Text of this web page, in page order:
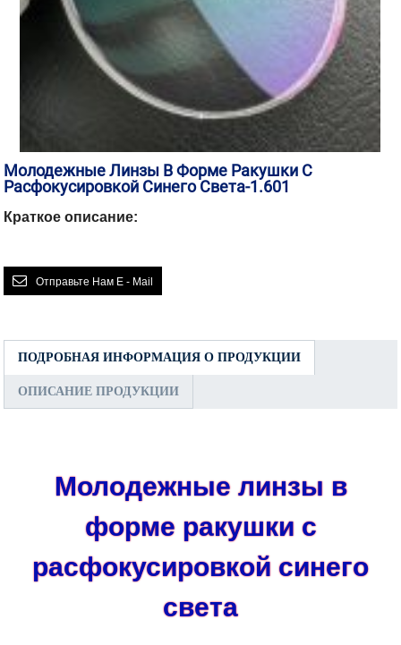
Молодежные Линзы В Форме Ракушки С
Расфокусировкой Синего Света-1.601
Краткое описание:
Отправьте Нам E - Mail
ПОДРОБНАЯ ИНФОРМАЦИЯ О ПРОДУКЦИИ
ОПИСАНИЕ ПРОДУКЦИИ
Молодежные линзы в
форме ракушки с
расфокусировкой синего
света